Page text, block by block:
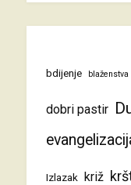
bdijenje blaženstva
dobri pastir
Izlazak križ